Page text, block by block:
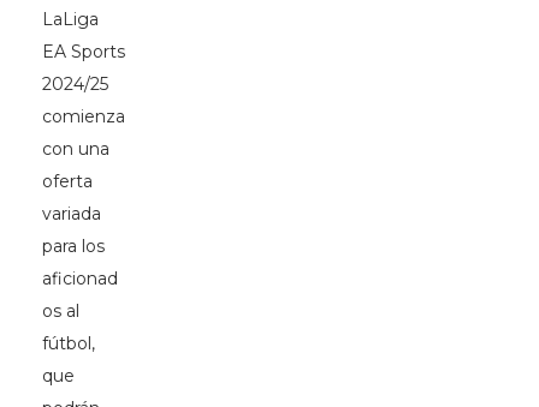
LaLiga
EA Sports
2024/25
comienza
con una
oferta
variada
para los
aficionad
os al
fútbol,
que